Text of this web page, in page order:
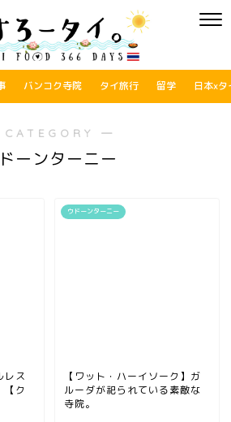
バンコク寺院 タイ旅行 留学 日本xタ
―
ーンターニー
レス
【ク
ウドーンターニー
【ワット・ハーイソーク】ガ
ルーダが祀られている素敵な
寺院。